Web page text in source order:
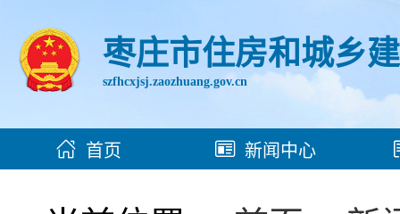
枣庄市住房和城乡
szfhcxjsj.zaozhuang.gov.cn
首页 新闻中心